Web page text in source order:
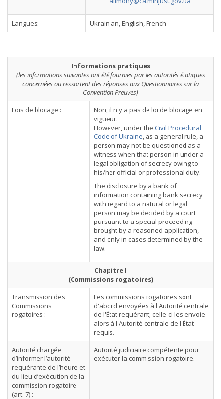
Langues: Ukrainian, English, French
Informations pratiques
(les informations suivantes ont été fournies par les autorités étatiques
concernées ou ressortent des réponses aux Questionnaires sur la
Convention Preuves)
Lois de blocage :
Non, il n'y a pas de loi de blocage en
vigueur.
However, under the Civil Procedural
Code of Ukraine, as a general rule, a
person may not be questioned as a
witness when that person in under a
legal obligation of secrecy owing to
his/her official or professional duty.
The disclosure by a bank of
information containing bank secrecy
with regard to a natural or legal
person may be decided by a court
pursuant to a special proceeding
brought by a reasoned application,
and only in cases determined by the
law.
Chapitre I
(Commissions rogatoires)
Transmission des
Commissions
rogatoires :
Les commissions rogatoires sont
d'abord envoyées à l'Autorité centrale
de l'État requérant; celle-ci les envoie
alors à l'Autorité centrale de l'État
requis.
Autorité chargée
d’informer l’autorité
requérante de l’heure et
du lieu d’exécution de la
commission rogatoire
(art. 7) :
Autorité judiciaire compétente pour
exécuter la commission rogatoire.